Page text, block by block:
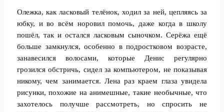
Олежка, как ласковый телёнок, ходил за ней, цепляясь за
юбку, и во всём норовил помочь, даже когда в школу
пошёл, так и остался ласковым сыночком. Серёжа ещё
больше замкнулся, особенно в подростковом возрасте,
занавесился волосами, которые Денис регулярно
грозился обстричь, сидел за компьютером, не показывая
никому, чем занимается. Лена раз краем глаза увидела
рисунки, похожие на анимешные, такие необычные, что
захотелось получше рассмотреть, но спросить не